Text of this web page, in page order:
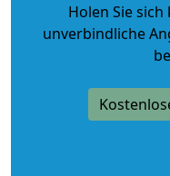
Holen Sie
unverbindliche